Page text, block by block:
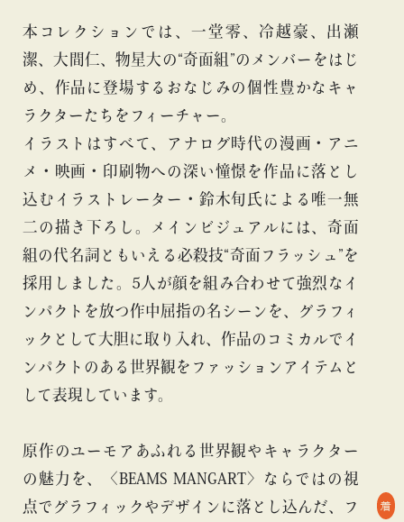
本コレクションでは、一堂零、冷越豪、出瀬
潔、大間仁、物星大の“奇面組”のメンバーをはじ
め、作品に登場するおなじみの個性豊かなキャ
ラクターたちをフィーチャー。
イラストはすべて、アナログ時代の漫画・アニ
メ・映画・印刷物への深い憧憬を作品に落とし
込むイラストレーター・鈴木旬氏による唯一無
二の描き下ろし。メインビジュアルには、奇面
組の代名詞ともいえる必殺技“奇面フラッシュ”を
採用しました。5人が顔を組み合わせて強烈なイ
ンパクトを放つ作中屈指の名シーンを、グラフィ
ックとして大胆に取り入れ、作品のコミカルでイ
ンパクトのある世界観をファッションアイテムと
して表現しています。
原作のユーモアあふれる世界観やキャラクター
の魅力を、〈BEAMS MANGART〉ならではの視
点でグラフィックやデザインに落とし込んだ、フ
着